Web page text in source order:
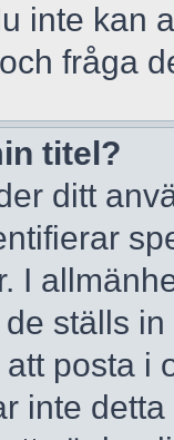
inte kan
fråga
titel?
ditt
I
ställs
posta i
inte